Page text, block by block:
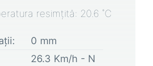
resimțită: 20.6 ˚C
0 mm
26.3 Km/h - N